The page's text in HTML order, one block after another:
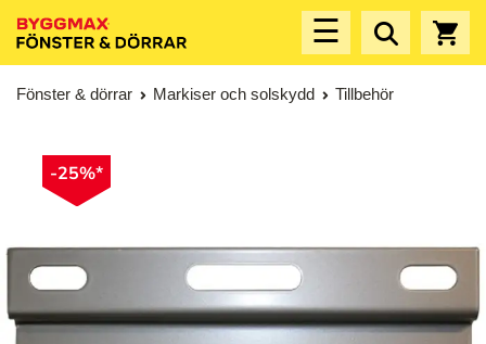
☰
Fönster & dörrar Markiser och solskydd Tillbehör
-25%*